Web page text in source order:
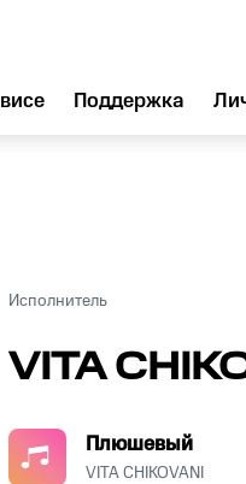
Поддержка
Исполнитель
VITA
Плюшевый
VITA CHIKOVANI